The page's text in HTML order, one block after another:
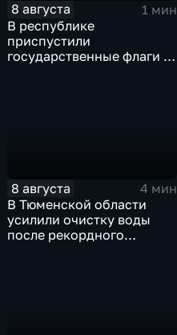
8 августа
1 мин
В республике
приспустили
государственные флаги и
8 августа
4 мин
В Тюменской области
усилили очистку воды
после рекордного